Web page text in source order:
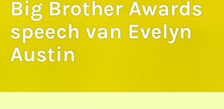
Big Brother Awards
speech van Evelyn
Austin